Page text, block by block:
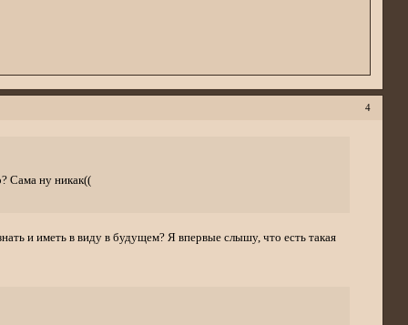
4
Сама ну никак((
и иметь в виду в будущем? Я впервые слышу, что есть такая